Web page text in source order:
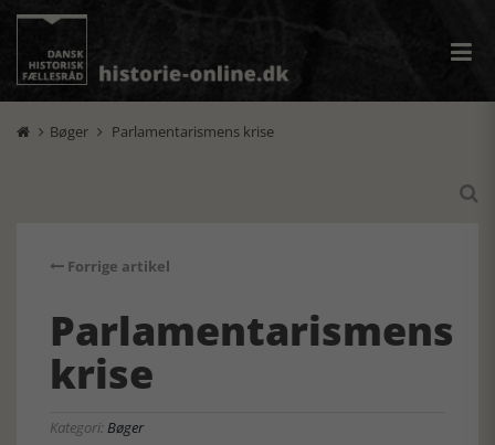
 Bøger  Parlamentarismens krise

Forrige artikel
Parlamentarismens
krise
Kategori:Bøger